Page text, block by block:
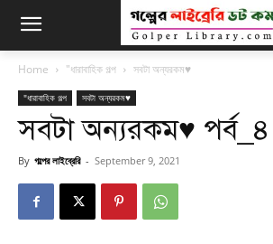
Home "ধারাবাহিক গল্প সবটা অন্যরকম♥
"ধারাবাহিক গল্প সবটা অন্যরকম♥
সবটা অন্যরকম♥
By গল্পের লাইব্রেরি - September 9, 2021